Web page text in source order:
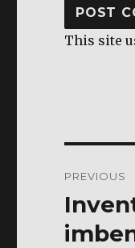
This site
PREVIOUS
Previous
post: